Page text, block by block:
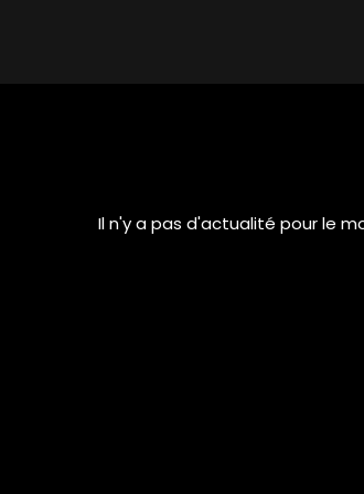
Il n'y a pas d'actualité pour le